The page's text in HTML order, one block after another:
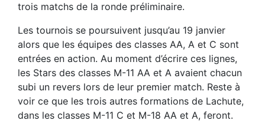
trois matchs de la ronde préliminaire.
Les tournois se poursuivent jusqu’au 19 janvier
alors que les équipes des classes AA, A et C sont
entrées en action. Au moment d’écrire ces lignes,
les Stars des classes M-11 AA et A avaient chacun
subi un revers lors de leur premier match. Reste à
voir ce que les trois autres formations de Lachute,
dans les classes M-11 C et M-18 AA et A, feront.